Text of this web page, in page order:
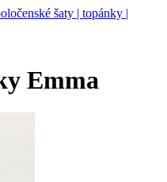
Emma